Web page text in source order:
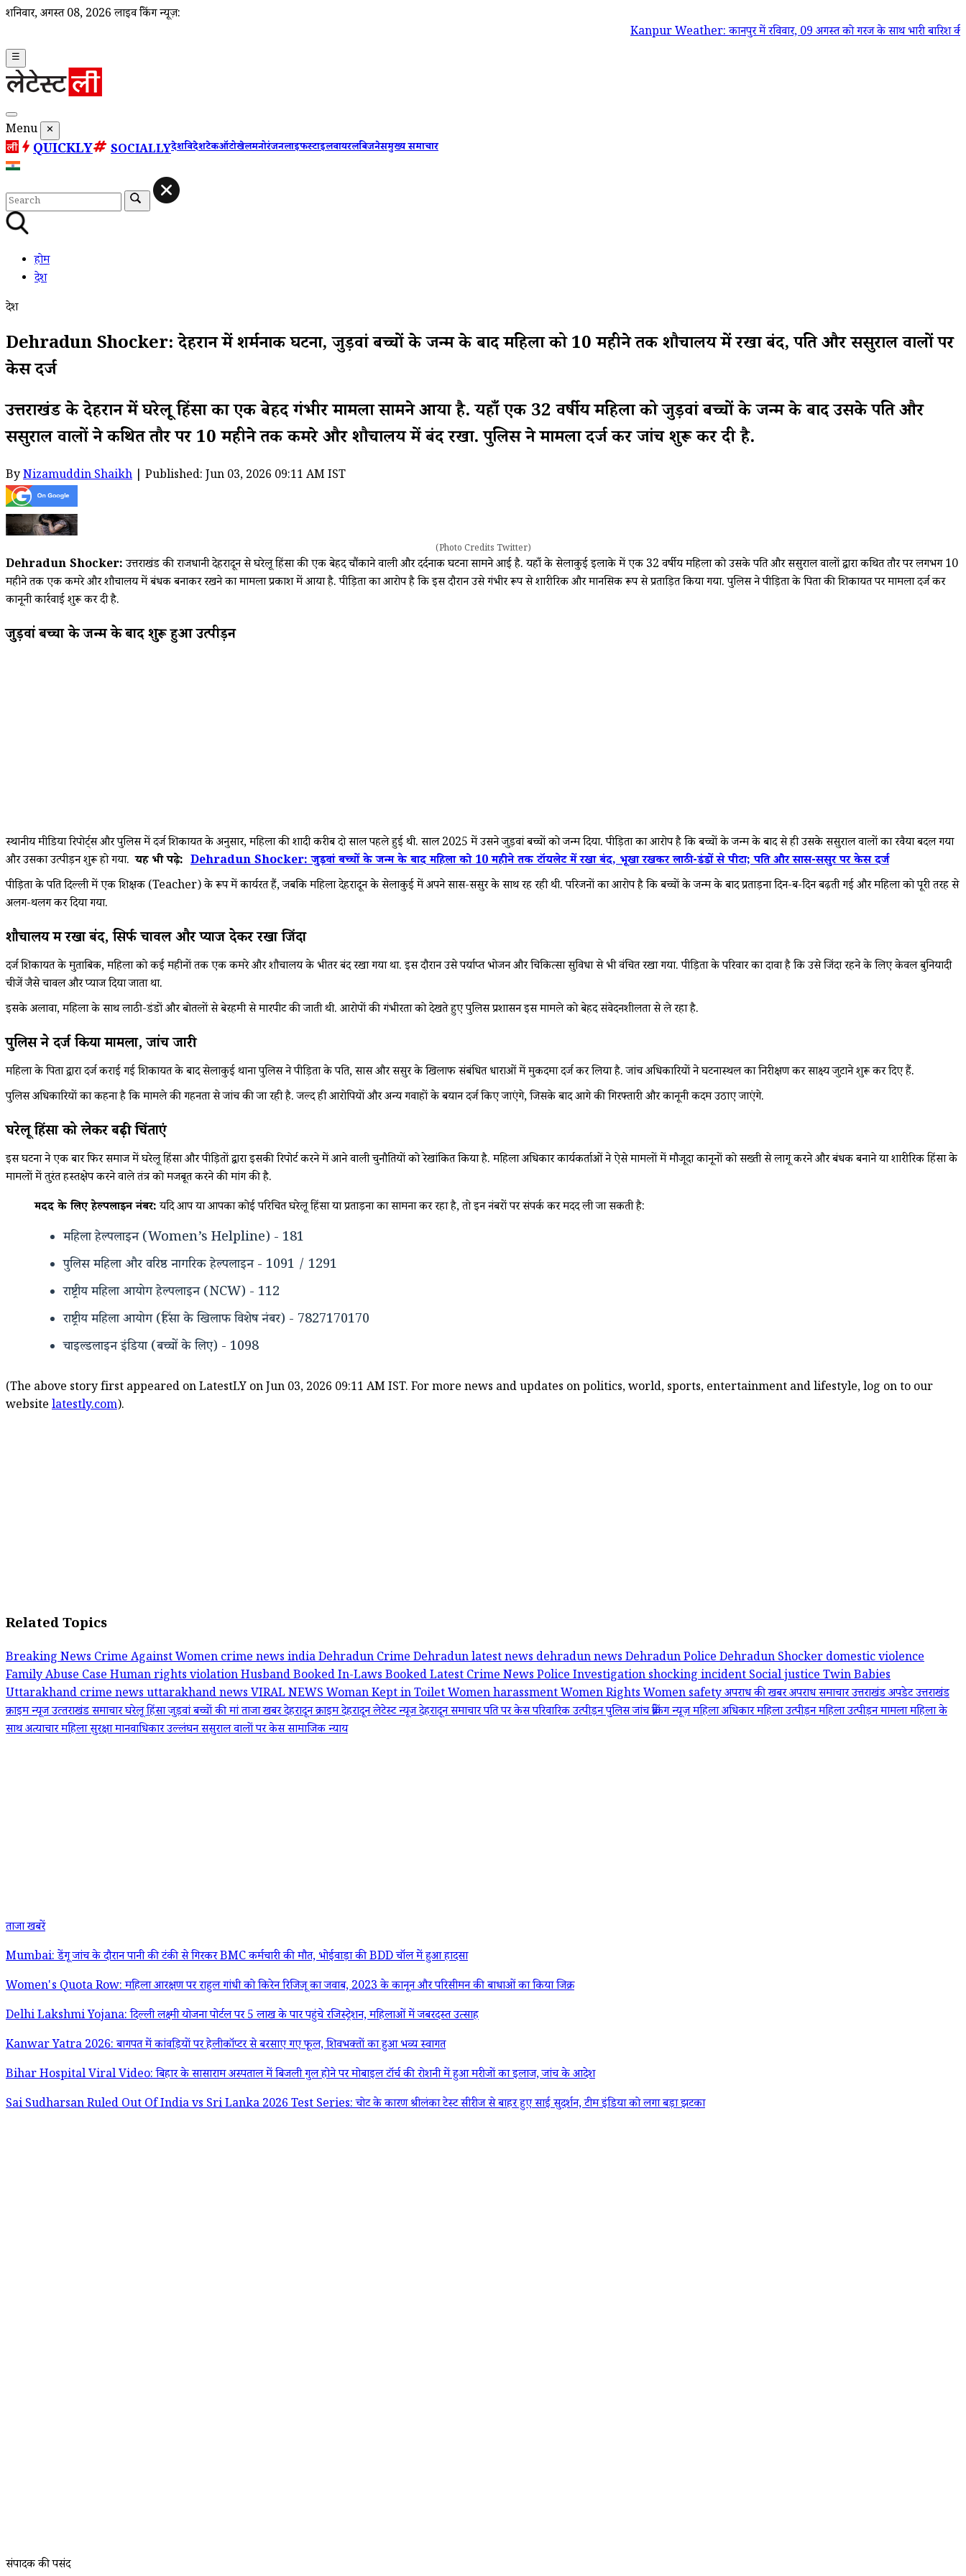
शनिवार, अगस्त 08, 2026 लाइव ब्रेकिंग न्यूज़:
Kanpur Weather: कानपुर में रविवार, 09 अगस्त को गरज के साथ भारी बारिश की
☰
Menu ✕
QUICKLY SOCIALLYदेशविदेशटेकऑटोखेलमनोरंजनलाइफस्टाइलवायरलबिजनेसमुख्य समाचार
होम
देश
देश
Dehradun Shocker: देहरादून में शर्मनाक घटना, जुड़वां बच्चों के जन्म के बाद महिला को 10 महीने तक शौचालय में रखा बंद, पति और ससुराल वालों पर
केस दर्ज
उत्तराखंड के देहरादून में घरेलू हिंसा का एक बेहद गंभीर मामला सामने आया है. यहाँ एक 32 वर्षीय महिला को जुड़वां बच्चों के जन्म के बाद उसके पति और
ससुराल वालों ने कथित तौर पर 10 महीने तक कमरे और शौचालय में बंद रखा. पुलिस ने मामला दर्ज कर जांच शुरू कर दी है.
ByNizamuddin Shaikh | Published: Jun 03, 2026 09:11 AM IST
(Photo Credits Twitter)
Dehradun Shocker:उत्तराखंड की राजधानी देहरादून से घरेलू हिंसा की एक बेहद चौंकाने वाली और दर्दनाक घटना सामने आई है. यहाँ के सेलाकुई इलाके में एक 32 वर्षीय महिला को उसके पति और ससुराल वालों द्वारा कथित तौर पर लगभग 10
महीने तक एक कमरे और शौचालय में बंधक बनाकर रखने का मामला प्रकाश में आया है. पीड़िता का आरोप है कि इस दौरान उसे गंभीर रूप से शारीरिक और मानसिक रूप से प्रताड़ित किया गया. पुलिस ने पीड़िता के पिता की शिकायत पर मामला दर्ज कर
कानूनी कार्रवाई शुरू कर दी है.
जुड़वां बच्चों के जन्म के बाद शुरू हुआ उत्पीड़न
स्थानीय मीडिया रिपोर्ट्स और पुलिस में दर्ज शिकायत के अनुसार, महिला की शादी करीब दो साल पहले हुई थी. साल 2025 में उसने जुड़वां बच्चों को जन्म दिया. पीड़िता का आरोप है कि बच्चों के जन्म के बाद से ही उसके ससुराल वालों का रवैया बदल गया
और उसका उत्पीड़न शुरू हो गया.यह भी पढ़े: Dehradun Shocker: जुड़वां बच्चों के जन्म के बाद महिला को 10 महीने तक टॉयलेट में रखा बंद, भूखा रखकर लाठी-डंडों से पीटा; पति और सास-ससुर पर केस दर्ज
पीड़िता के पति दिल्ली में एक शिक्षक (Teacher) के रूप में कार्यरत हैं, जबकि महिला देहरादून के सेलाकुई में अपने सास-ससुर के साथ रह रही थी. परिजनों का आरोप है कि बच्चों के जन्म के बाद प्रताड़ना दिन-ब-दिन बढ़ती गई और महिला को पूरी तरह से
अलग-थलग कर दिया गया.
शौचालय में रखा बंद, सिर्फ चावल और प्याज देकर रखा जिंदा
दर्ज शिकायत के मुताबिक, महिला को कई महीनों तक एक कमरे और शौचालय के भीतर बंद रखा गया था. इस दौरान उसे पर्याप्त भोजन और चिकित्सा सुविधा से भी वंचित रखा गया. पीड़िता के परिवार का दावा है कि उसे जिंदा रहने के लिए केवल बुनियादी
चीजें जैसे चावल और प्याज दिया जाता था.
इसके अलावा, महिला के साथ लाठी-डंडों और बोतलों से बेरहमी से मारपीट की जाती थी. आरोपों की गंभीरता को देखते हुए पुलिस प्रशासन इस मामले को बेहद संवेदनशीलता से ले रहा है.
पुलिस ने दर्ज किया मामला, जांच जारी
महिला के पिता द्वारा दर्ज कराई गई शिकायत के बाद सेलाकुई थाना पुलिस ने पीड़िता के पति, सास और ससुर के खिलाफ संबंधित धाराओं में मुकदमा दर्ज कर लिया है. जांच अधिकारियों ने घटनास्थल का निरीक्षण कर साक्ष्य जुटाने शुरू कर दिए हैं.
पुलिस अधिकारियों का कहना है कि मामले की गहनता से जांच की जा रही है. जल्द ही आरोपियों और अन्य गवाहों के बयान दर्ज किए जाएंगे, जिसके बाद आगे की गिरफ्तारी और कानूनी कदम उठाए जाएंगे.
घरेलू हिंसा को लेकर बढ़ी चिंताएं
इस घटना ने एक बार फिर समाज में घरेलू हिंसा और पीड़ितों द्वारा इसकी रिपोर्ट करने में आने वाली चुनौतियों को रेखांकित किया है. महिला अधिकार कार्यकर्ताओं ने ऐसे मामलों में मौजूदा कानूनों को सख्ती से लागू करने और बंधक बनाने या शारीरिक हिंसा के
मामलों में तुरंत हस्तक्षेप करने वाले तंत्र को मजबूत करने की मांग की है.
मदद के लिए हेल्पलाइन नंबर:यदि आप या आपका कोई परिचित घरेलू हिंसा या प्रताड़ना का सामना कर रहा है, तो इन नंबरों पर संपर्क कर मदद ली जा सकती है:
महिला हेल्पलाइन (Women’s Helpline) - 181
पुलिस महिला और वरिष्ठ नागरिक हेल्पलाइन - 1091 / 1291
राष्ट्रीय महिला आयोग हेल्पलाइन (NCW) - 112
राष्ट्रीय महिला आयोग (हिंसा के खिलाफ विशेष नंबर) - 7827170170
चाइल्डलाइन इंडिया (बच्चों के लिए) - 1098
(The above story first appeared on LatestLY on Jun 03, 2026 09:11 AM IST. For more news and updates on politics, world, sports, entertainment and lifestyle, log on to our
website latestly.com).
Related Topics
Breaking NewsCrime Against Womencrime news indiaDehradun CrimeDehradun latest newsdehradun newsDehradun PoliceDehradun Shockerdomestic violence
Family Abuse CaseHuman rights violationHusband BookedIn-Laws BookedLatest Crime NewsPolice Investigationshocking incidentSocial justiceTwin Babies
Uttarakhand crime newsuttarakhand newsVIRAL NEWSWoman Kept in ToiletWomen harassmentWomen RightsWomen safetyअपराध की खबरअपराध समाचारउत्तराखंड अपडेटउत्तराखंड
क्राइम न्यूजउत्‍तराखंड समाचारघरेलू हिंसाजुड़वां बच्चों की मांताजा खबरदेहरादून क्राइमदेहरादून लेटेस्ट न्यूजदेहरादून समाचारपति पर केसपरिवारिक उत्पीड़नपुलिस जांचब्रेकिंग न्यूज़महिला अधिकारमहिला उत्पीड़नमहिला उत्पीड़न मामलामहिला के
साथ अत्याचारमहिला सुरक्षामानवाधिकार उल्लंघनससुराल वालों पर केससामाजिक न्याय
ताजा खबरें
Mumbai: डेंगू जांच के दौरान पानी की टंकी से गिरकर BMC कर्मचारी की मौत, भोईवाड़ा की BDD चॉल में हुआ हादसा
Women's Quota Row: महिला आरक्षण पर राहुल गांधी को किरेन रिजिजू का जवाब, 2023 के कानून और परिसीमन की बाधाओं का किया जिक्र
Delhi Lakshmi Yojana: दिल्ली लक्ष्मी योजना पोर्टल पर 5 लाख के पार पहुंचे रजिस्ट्रेशन, महिलाओं में जबरदस्त उत्साह
Kanwar Yatra 2026: बागपत में कांवड़ियों पर हेलीकॉप्टर से बरसाए गए फूल, शिवभक्तों का हुआ भव्य स्वागत
Bihar Hospital Viral Video: बिहार के सासाराम अस्पताल में बिजली गुल होने पर मोबाइल टॉर्च की रोशनी में हुआ मरीजों का इलाज, जांच के आदेश
Sai Sudharsan Ruled Out Of India vs Sri Lanka 2026 Test Series: चोट के कारण श्रीलंका टेस्ट सीरीज से बाहर हुए साई सुदर्शन, टीम इंडिया को लगा बड़ा झटका
संपादक की पसंद